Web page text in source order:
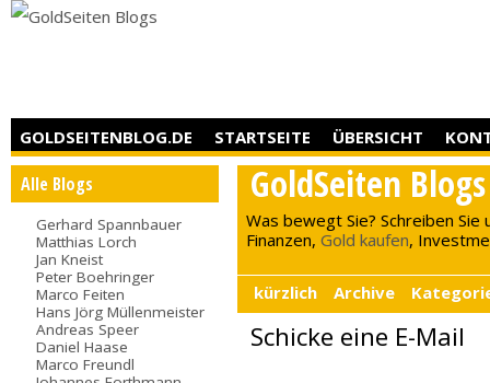
GOLDSEITENBLOG.DE STARTSEITE ÜBERSICHT
Alle Blogs
Gerhard Spannbauer
Matthias Lorch
Jan Kneist
Peter Boehringer
Marco Feiten
Hans Jörg Müllenmeister
Andreas Speer
Daniel Haase
Marco Freundl
GoldSeiten Blogs
Was bewegt Sie? Schreiben Sie
Finanzen,Gold kaufen,
kürzlich Archive
Schicke eine E-Mail